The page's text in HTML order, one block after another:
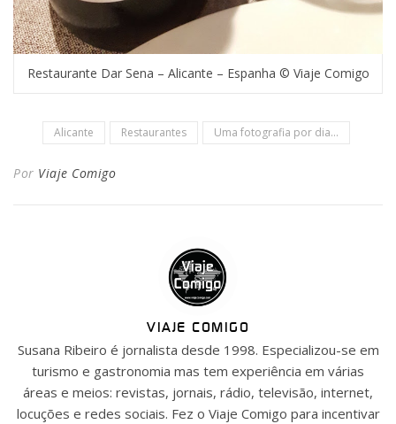
Restaurante Dar Sena – Alicante – Espanha © Viaje Comigo
Alicante Restaurantes Uma fotografia por dia...
Por Viaje Comigo
VIAJE COMIGO
Susana Ribeiro é jornalista desde 1998. Especializou-se em
turismo e gastronomia mas tem experiência em várias
áreas e meios: revistas, jornais, rádio, televisão, internet,
locuções e redes sociais. Fez o Viaje Comigo para incentivar